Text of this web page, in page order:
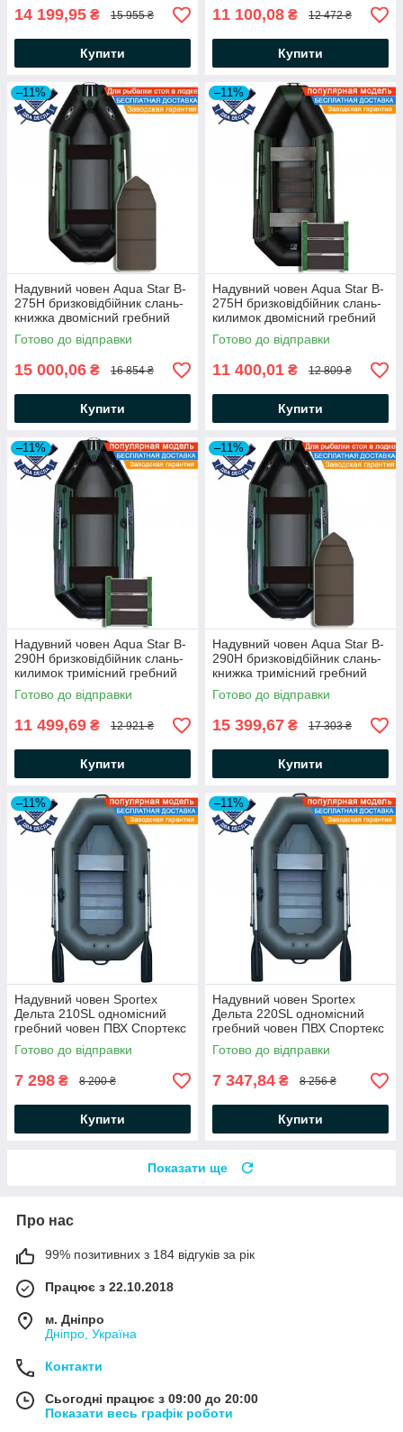
14 199,95 ₴ 15 955 ₴
Купити
11 100,08 ₴ 12 472 ₴
Купити
–11%
Надувний човен Aqua Star B-
275Н бризковідбійник слань-
книжка двомісний гребний
човен АкваСтар + комплект д/
якоря на носі, балон 35
Готово до відправки
15 000,06 ₴ 16 854 ₴
Купити
–11%
Надувний човен Aqua Star B-
275Н бризковідбійник слань-
килимок двомісний гребний
човен АкваСтар +комплект д/
якоря на носі, балон 35
Готово до відправки
11 400,01 ₴ 12 809 ₴
Купити
–11%
Надувний човен Aqua Star B-
290Н бризковідбійник слань-
килимок тримісний гребний
човен АкваСтар +комплект д/
якоря на носі, балон 35
Готово до відправки
11 499,69 ₴ 12 921 ₴
Купити
–11%
Надувний човен Aqua Star B-
290Н бризковідбійник слань-
книжка тримісний гребний
човен АкваСтар + комплект д/
якоря на носі, балон 35
Готово до відправки
15 399,67 ₴ 17 303 ₴
Купити
–11%
Надувний човен Sportex
Дельта 210SL одномісний
гребний човен ПВХ Спортекс
балони 34 слань-килимок
весла
Готово до відправки
7 298 ₴ 8 200 ₴
Купити
–11%
Надувний човен Sportex
Дельта 220SL одномісний
гребний човен ПВХ Спортекс
балони 34 слань-килимок
весла
Готово до відправки
7 347,84 ₴ 8 256 ₴
Купити
Показати ще
Про нас
99% позитивних з 184 відгуків за рік
Працює з 22.10.2018
м. Дніпро
Дніпро, Україна
Контакти
Сьогодні працює з 09:00 до 20:00
Показати весь графік роботи